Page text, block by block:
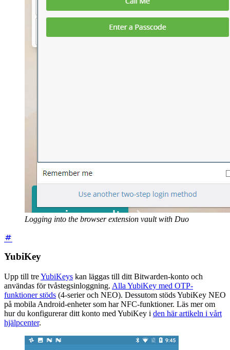
Logging into the browser extension vault with Duo
YubiKey
Upp till treYubiKeys kan läggas till ditt Bitwarden-konto och
användas för tvåstegsinloggning. Alla YubiKey med OTP-
funktioner stöds (4-serier och NEO). Dessutom stöds YubiKey NEO
på mobila Android-enheter som har NFC-funktioner. Läs mer om
hur du konfigurerar ditt konto med YubiKey i den här artikeln i vårt
hjälpcenter.